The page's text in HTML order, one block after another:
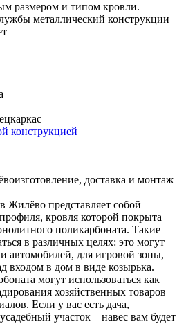
размером и типом кровли.
металлический конструкции
конструкцией
изготовление, доставка и монтаж
Жилёво представляет собой
кровля которой покрыта
поликарбоната. Такие
в различных целях: это могут
автомобилей, для игровой зоны,
входом в дом в виде козырька.
могут использоваться как
хозяйственных товаров
Если у вас есть дача,
участок – навес вам будет